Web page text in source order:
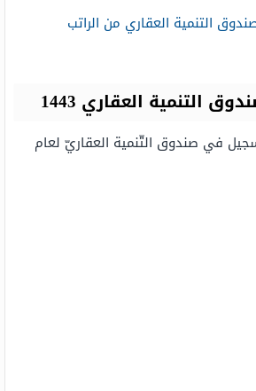
التنمية العقاري من الراتب
التنمية العقاري 1443
في صندوق التّنمية العقاريّ لعام